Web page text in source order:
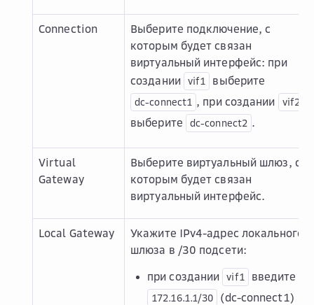
Connection
Выберите подключение, с
которым будет связан
виртуальный интерфейс: при
создании vif1 выберите
dc-connect1 , при создании vif2
выберите dc-connect2 .
Virtual
Gateway
Выберите виртуальный шлюз, с
которым будет связан
виртуальный интерфейс.
Local Gateway
Укажите IPv4-адрес локального
шлюза в /30 подсети:
при создании
vif1 введите
172.16.1.1/30 (dc-connect1)